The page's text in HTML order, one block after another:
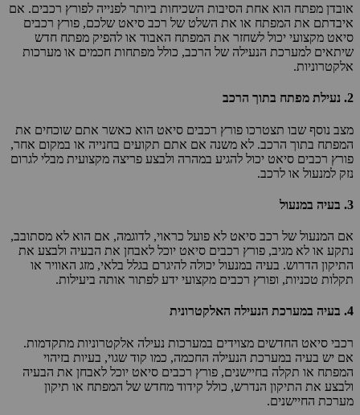
אובדן מפתח הוא אחת הסיבות השכיחות ביותר לפנייה לפורץ רכבים. אם
איבדתם את המפתח או את השלט של רכב סיאט שלכם, פורץ רכבים
סיאט מקצועי יכול לשחזר את המפתח האבוד או להפיק מפתח חדש
שיתאים למערכת הנעילה של הרכב, כולל מפתחות חכמים או מערכות
אלקטרוניות.
2. נעילת מפתח בתוך הרכב
מצב נוסף שבו תצטרכו פורץ רכבים סיאט הוא כאשר אתם שוכחים את
המפתח בתוך הרכב. לא משנה אם אתם תקועים בחנייה או במקום אחר,
פורץ רכבים סיאט יכול להגיע במהרה ולבצע פריצה מקצועית מבלי לגרום
נזק למנעול או לרכב.
3. בעיה במנעול
אם המנעול של רכב סיאט לא פועל כראוי, לדוגמה, אם הוא לא מסתובב,
נתקע או לא מגיב, פורץ רכבים סיאט יוכל לאבחן את הבעיה ולבצע את
התיקון הדרוש. בעיה במנעול יכולה להיגרם בגלל בלאי, מזג האוויר או
תקלות טכניות, ופורץ רכבים מקצועי ידע לפתור אותה ביעילות.
4. בעיה במערכת הנעילה האלקטרונית
רכבי סיאט החדשים מצוידים במערכות נעילה אלקטרוניות מתקדמות.
אם יש בעיה במערכת הנעילה החכמה, כמו קוד שגוי, בעיות בזיהוי
המפתח או תקלה בחיישנים, פורץ רכבים סיאט יוכל לאבחן את הבעיה
ולבצע את התיקון הנדרש, כולל קידוד מחדש של המפתח או תיקון
מערכת החיישנים.